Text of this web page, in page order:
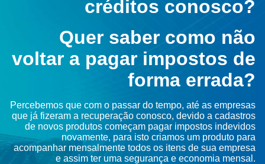
créditos conosco?
Quer saber como não
voltar a pagar impostos de
forma errada?
Percebemos que com o passar do tempo, até as empresas
que já fizeram a recuperação conosco, devido a cadastros
de novos produtos começam pagar impostos indevidos
novamente, para isto criamos um produto para
acompanhar mensalmente todos os itens de sua empresa
e assim ter uma segurança e economia mensal.